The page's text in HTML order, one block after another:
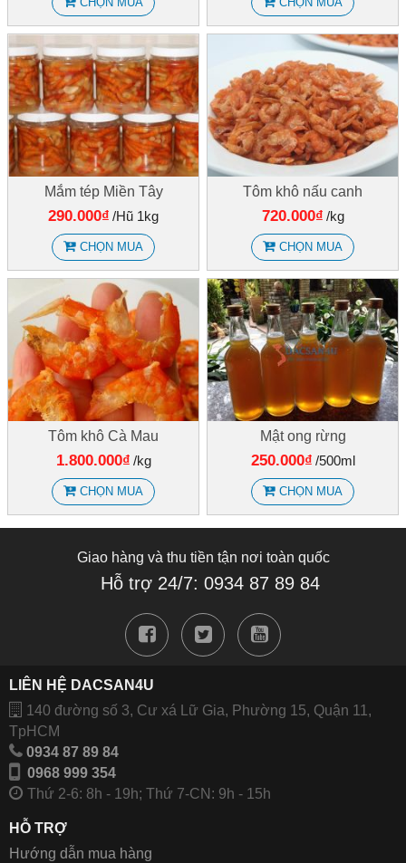
Mắm tép Miền Tây
290.000₫ /Hũ 1kg
CHỌN MUA
Tôm khô nấu canh
720.000₫ /kg
CHỌN MUA
Tôm khô Cà Mau
1.800.000₫ /kg
CHỌN MUA
Mật ong rừng
250.000₫ /500ml
CHỌN MUA
Giao hàng và thu tiền tận nơi toàn quốc
Hỗ trợ 24/7: 0934 87 89 84
LIÊN HỆ DACSAN4U
140 đường số 3, Cư xá Lữ Gia, Phường 15, Quận 11,
TpHCM
0934 87 89 84
0968 999 354
Thứ 2-6: 8h - 19h; Thứ 7-CN: 9h - 15h
HỖ TRỢ
Hướng dẫn mua hàng